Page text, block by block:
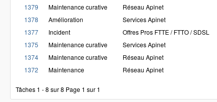
1379 Maintenance curative Réseau Apinet
1378 Amélioration Services Apinet
1377 Incident Offres Pros FTTE / FTTO / SDSL
1375 Maintenance curative Services Apinet
1374 Maintenance curative Réseau Apinet
1372 Maintenance Réseau Apinet
Tâches 1 - 8 sur 8 Page 1 sur 1